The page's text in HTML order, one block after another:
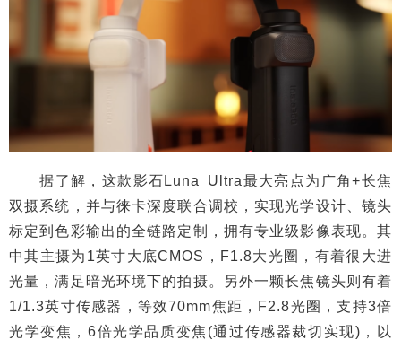
据了解，这款影石Luna Ultra最大亮点为广角+长焦
双摄系统，并与徕卡深度联合调校，实现光学设计、镜头
标定到色彩输出的全链路定制，拥有专业级影像表现。其
中其主摄为1英寸大底CMOS，F1.8大光圈，有着很大进
光量，满足暗光环境下的拍摄。另外一颗长焦镜头则有着
1/1.3英寸传感器，等效70mm焦距，F2.8光圈，支持3倍
光学变焦，6倍光学品质变焦(通过传感器裁切实现)，以